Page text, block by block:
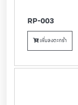
RP-003
เพิ่มลงตะกร้า